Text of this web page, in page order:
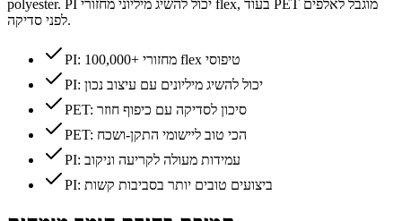
polyester. PI יכול להשיג מיליוני מחזורי flex, בעוד PET מוגבל לאלפים
לפני סדיקה.
PI: 100,000+ מחזורי flex טיפוסי
PI: יכול להשיג מיליונים עם עיצוב נכון
PET: סיכון לסדיקה עם כיפוף חוזר
PET: הכי טוב ליישומי התקן-ושכח
PI: עמידות מעולה לקריעה וניקוב
PI: ביצועים טובים יותר בסביבות קשות